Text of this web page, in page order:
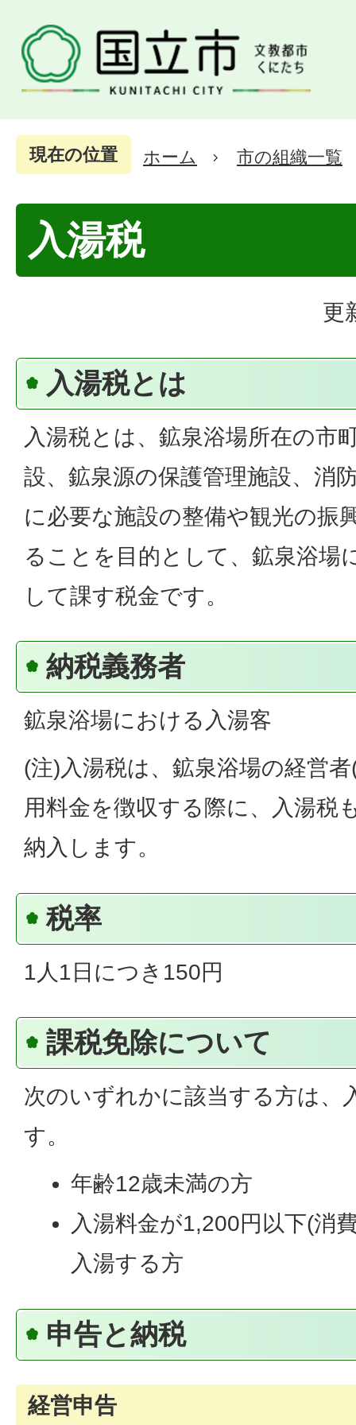
現在の位置 ホーム 市の組織一覧
入湯税
更
入湯税とは
入湯税とは、鉱泉浴場所在の市
設、鉱泉源の保護管理施設、消
に必要な施設の整備や観光の振
ることを目的として、鉱泉浴場
して課す税金です。
納税義務者
鉱泉浴場における入湯客
(注)入湯税は、鉱泉浴場の経営
用料金を徴収する際に、入湯税
納入します。
税率
1人1日につき150円
課税免除について
次のいずれかに該当する方は、
す。
年齢12歳未満の方
入湯料金が1,200円以下(消
入湯する方
申告と納税
経営申告